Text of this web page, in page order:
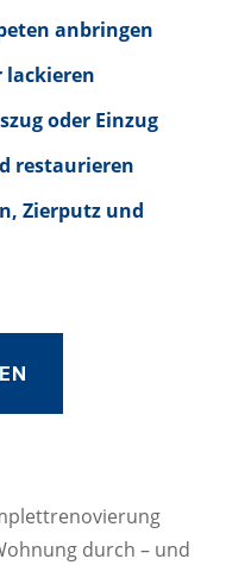
anbringen
lackieren
oder Einzug
restaurieren
Zierputz und
durch – und